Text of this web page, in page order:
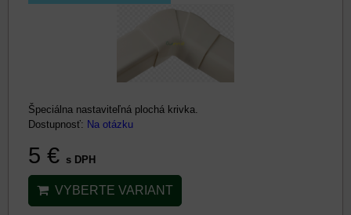
Špeciálna nastaviteľná plochá krivka.
Dostupnosť: Na otázku
5 € s DPH
VYBERTE VARIANT